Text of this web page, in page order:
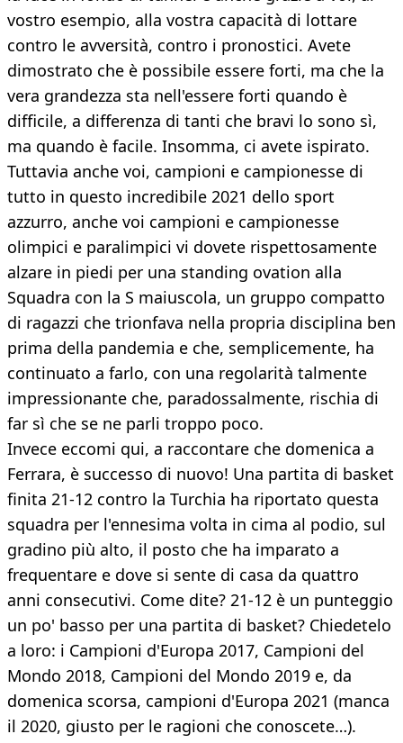
vostro esempio, alla vostra capacità di lottare
contro le avversità, contro i pronostici. Avete
dimostrato che è possibile essere forti, ma che la
vera grandezza sta nell'essere forti quando è
difficile, a differenza di tanti che bravi lo sono sì,
ma quando è facile. Insomma, ci avete ispirato.
Tuttavia anche voi, campioni e campionesse di
tutto in questo incredibile 2021 dello sport
azzurro, anche voi campioni e campionesse
olimpici e paralimpici vi dovete rispettosamente
alzare in piedi per una standing ovation alla
Squadra con la S maiuscola, un gruppo compatto
di ragazzi che trionfava nella propria disciplina ben
prima della pandemia e che, semplicemente, ha
continuato a farlo, con una regolarità talmente
impressionante che, paradossalmente, rischia di
far sì che se ne parli troppo poco.
Invece eccomi qui, a raccontare che domenica a
Ferrara, è successo di nuovo! Una partita di basket
finita 21-12 contro la Turchia ha riportato questa
squadra per l'ennesima volta in cima al podio, sul
gradino più alto, il posto che ha imparato a
frequentare e dove si sente di casa da quattro
anni consecutivi. Come dite? 21-12 è un punteggio
un po' basso per una partita di basket? Chiedetelo
a loro: i Campioni d'Europa 2017, Campioni del
Mondo 2018, Campioni del Mondo 2019 e, da
domenica scorsa, campioni d'Europa 2021 (manca
il 2020, giusto per le ragioni che conoscete…).